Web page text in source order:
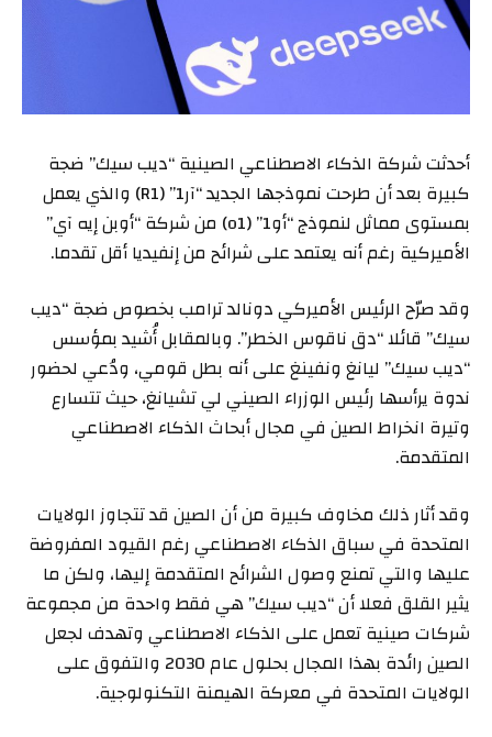
أحدثت شركة الذكاء الاصطناعي الصينية “ديب سيك” ضجة
كبيرة بعد أن طرحت نموذجها الجديد “آر1” (R1) والذي يعمل
بمستوى مماثل لنموذج “أو1” (o1) من شركة “أوبن إيه آي”
الأميركية رغم أنه يعتمد على شرائح من إنفيديا أقل تقدما.
وقد صرّح الرئيس الأميركي دونالد ترامب بخصوص ضجة “ديب
سيك” قائلا “دق ناقوس الخطر”. وبالمقابل أُشيد بمؤسس
“ديب سيك” ليانغ ونفينغ على أنه بطل قومي، ودُعي لحضور
ندوة يرأسها رئيس الوزراء الصيني لي تشيانغ، حيث تتسارع
وتيرة انخراط الصين في مجال أبحاث الذكاء الاصطناعي
المتقدمة.
وقد أثار ذلك مخاوف كبيرة من أن الصين قد تتجاوز الولايات
المتحدة في سباق الذكاء الاصطناعي رغم القيود المفروضة
عليها والتي تمنع وصول الشرائح المتقدمة إليها، ولكن ما
يثير القلق فعلا أن “ديب سيك” هي فقط واحدة من مجموعة
شركات صينية تعمل على الذكاء الاصطناعي وتهدف لجعل
الصين رائدة بهذا المجال بحلول عام 2030 والتفوق على
الولايات المتحدة في معركة الهيمنة التكنولوجية.